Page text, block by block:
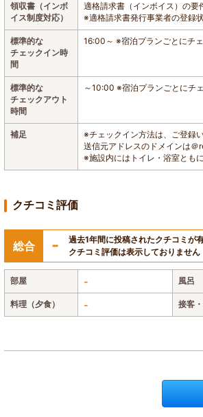
領収書（インボ
イス制度対応）
適格請求書（インボイス）の要
※適格請求書発行事業者の登録
標準的な
チェックイン時
間
16:00～ ※宿泊プランごとにチ
標準的な
チェックアウト
時間
～10:00 ※宿泊プランごとにチ
補足
※チェックイン方法は、ご登録
送信元アドレスのドメインは＠
※施設内にはトイレ・浴室とも
クチコミ評価
総合 -
過去1年間に投稿されたクチコミが
クチコミ評価は表示しておりません
部屋 - 風呂
料理（夕食） - 接客